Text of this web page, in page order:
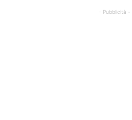
- Pubblicità -